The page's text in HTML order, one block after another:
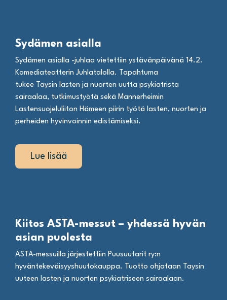
Sydämen asialla
Sydämen asialla -juhlaa vietettiin ystävänpäivänä 14.2.
Komediateatterin Juhlatalolla. Tapahtuma
tukee Taysin lasten ja nuorten uutta psykiatrista
sairaalaa, tutkimustyötä sekä Mannerheimin
Lastensuojeluliiton Hämeen piirin työtä lasten, nuorten ja
perheiden hyvinvoinnin edistämiseksi.
Lue lisää
Kiitos ASTA-messut – yhdessä hyvän
asian puolesta
ASTA-messuilla järjestettiin Puusuutarit ry:n
hyväntekeväisyyshuutokauppa. Tuotto ohjataan Taysin
uuteen lasten ja nuorten psykiatriseen sairaalaan.